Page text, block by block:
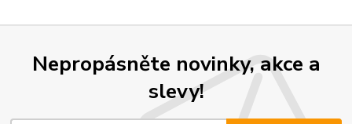
Nepropásněte novinky, akce a
slevy!